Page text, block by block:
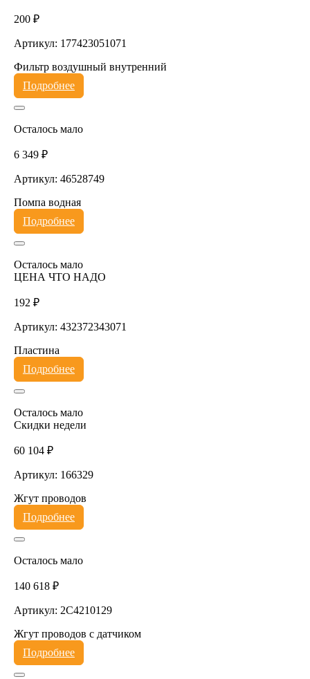
200 ₽
Артикул: 177423051071
Фильтр воздушный внутренний
Подробнее
Осталось мало
6 349 ₽
Артикул: 46528749
Помпа водная
Подробнее
Осталось мало
ЦЕНА ЧТО НАДО
192 ₽
Артикул: 432372343071
Пластина
Подробнее
Осталось мало
Скидки недели
60 104 ₽
Артикул: 166329
Жгут проводов
Подробнее
Осталось мало
140 618 ₽
Артикул: 2C4210129
Жгут проводов с датчиком
Подробнее